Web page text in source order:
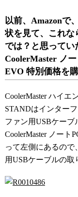
以前、Amazonで
状を見て、これな
では？と思ってい
CoolerMaster ノ
EVO 特別価格を購
CoolerMaster ハイエ
STANDはインター
ファン用USBケーブ
CoolerMaster ノート
って左側にあるので
用USBケーブルの取